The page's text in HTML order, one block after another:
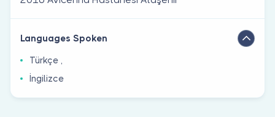
Languages Spoken
Türkçe ,
İngilizce